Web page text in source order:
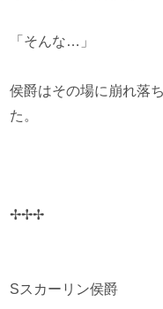
「そんな…」
侯爵はその場に崩れ落
た。
✢✢✢
Sスカーリン侯爵